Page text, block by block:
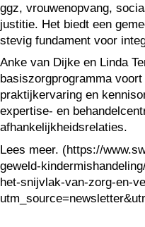
ggz, vrouwenopvang,
justitie. Het biedt een
stevig fundament voor
Anke van Dijke en Linda
basiszorgprogramma
praktijkervaring en
expertise- en
afhankelijkheidsrelaties.
Lees meer. (https://
geweld-
het-snijvlak-van-zorg-en-